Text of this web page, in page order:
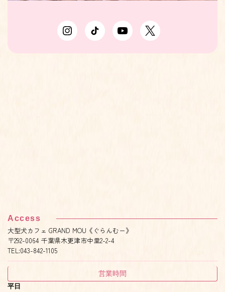
Access
大型犬カフェ GRAND MOU《ぐらんむー》
〒292-0064 千葉県木更津市中里2-2-4
TEL:043-842-1105
営業時間
平日